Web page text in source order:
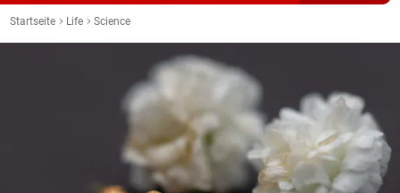
Startseite Life Science